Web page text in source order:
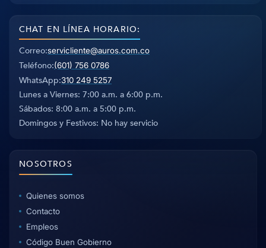
CHAT EN LÍNEA HORARIO:
Correo servicliente@auros.com.co
Teléfono (601) 756 0786
WhatsApp 310 249 5257
Lunes a Viernes: 7:00 a.m. a 6:00 p.m.
Sábados: 8:00 a.m. a 5:00 p.m.
Domingos y Festivos: No hay servicio
NOSOTROS
Quienes somos
Contacto
Empleos
Código Buen Gobierno